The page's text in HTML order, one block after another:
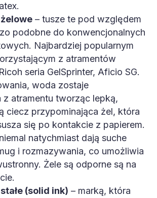
– tusze te pod względem
podobne do konwencjonalnych
Najbardziej popularnym
z atramentów
seria GelSprinter, Aficio SG.
woda zostaje
z atramentu tworząc lepką,
ciecz przypominająca żel, która
się po kontakcie z papierem.
natychmiast dają suche
i rozmazywania, co umożliwia
Żele są odporne są na
(solid ink) – marką, która